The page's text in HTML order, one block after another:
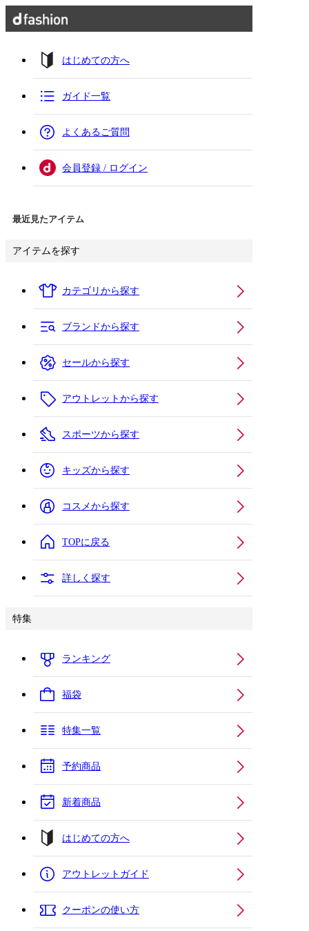
はじめての方へ
ガイド一覧
よくあるご質問
会員登録 / ログイン
最近見たアイテム
アイテムを探す
カテゴリから探す
ブランドから探す
セールから探す
アウトレットから探す
スポーツから探す
キッズから探す
コスメから探す
TOPに戻る
詳しく探す
特集
ランキング
福袋
特集一覧
予約商品
新着商品
はじめての方へ
アウトレットガイド
クーポンの使い方